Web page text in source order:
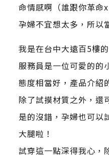
命情感啊（誰跟你革命
孕婦不宜想太多，所以
我是在台中大遠百5樓
服務員是一位可愛的的
態度相當好，產品介紹
除了試摸材質之外，還
是的沒錯，孕婦也可以
大腿啦！
試穿這一點深得我心，